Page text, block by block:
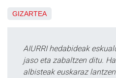
GIZARTEA
AIURRI hedabideak
jaso eta zabaltzen ditu.
albisteak euskaraz